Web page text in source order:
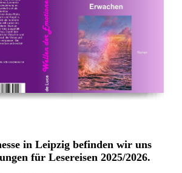
in Leipzig befinden wir uns
für Lesereisen 2025/2026.